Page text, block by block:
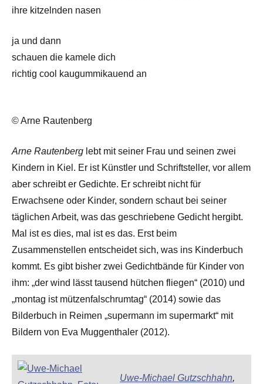
ihre kitzelnden nasen
ja und dann
schauen die kamele dich
richtig cool kaugummikauend an
© Arne Rautenberg
Arne Rautenberg lebt mit seiner Frau und seinen zwei
Kindern in Kiel. Er ist Künstler und Schriftsteller, vor allem
aber schreibt er Gedichte. Er schreibt nicht für
Erwachsene oder Kinder, sondern schaut bei seiner
täglichen Arbeit, was das geschriebene Gedicht hergibt.
Mal ist es dies, mal ist es das. Erst beim
Zusammenstellen entscheidet sich, was ins Kinderbuch
kommt. Es gibt bisher zwei Gedichtbände für Kinder von
ihm: „der wind lässt tausend hütchen fliegen“ (2010) und
„montag ist mützenfalschrumtag“ (2014) sowie das
Bilderbuch in Reimen „supermann im supermarkt“ mit
Bildern von Eva Muggenthaler (2012).
Uwe-Michael Gutzschhahn,